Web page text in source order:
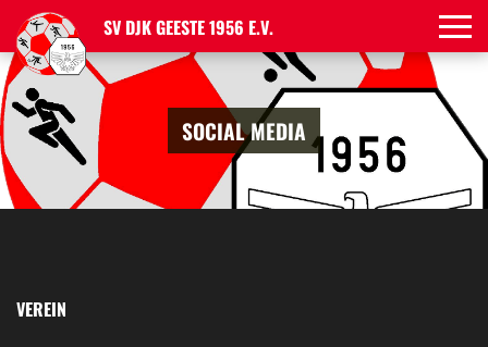
SV DJK GEESTE 1956 E.V.
SOCIAL MEDIA
VEREIN